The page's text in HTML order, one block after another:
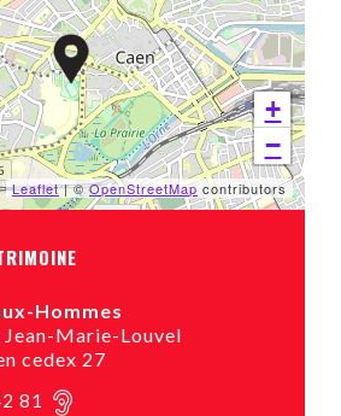
+
−
Leaflet| ©OpenStreetMap contributors
Hommes
Jean-Marie-Louvel
cedex 27
81